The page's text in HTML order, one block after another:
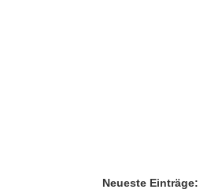
Neueste Einträge: